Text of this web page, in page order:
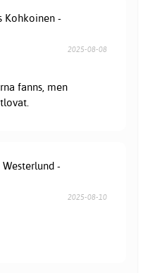
Kohkoinen -
2025-08-08
fanns, men
-
2025-08-10